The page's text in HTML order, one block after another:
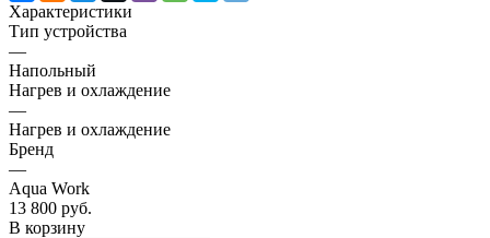
Характеристики
Тип устройства
—
Напольный
Нагрев и охлаждение
—
Нагрев и охлаждение
Бренд
—
Aqua Work
13 800 руб.
В корзину